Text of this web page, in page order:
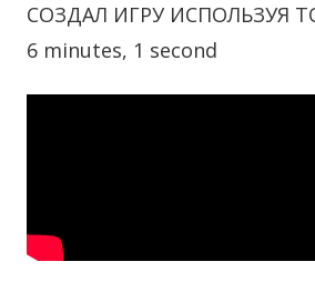
СОЗДАЛ ИГРУ ИСПОЛЬЗУЯ
6 minutes, 1 second